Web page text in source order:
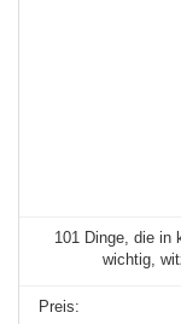
101 Dinge, die in
wichtig,